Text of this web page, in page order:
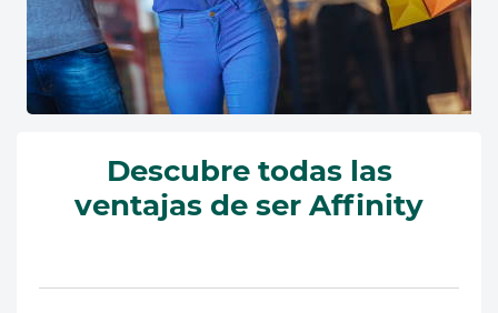
Descubre todas las
ventajas de ser Affinity